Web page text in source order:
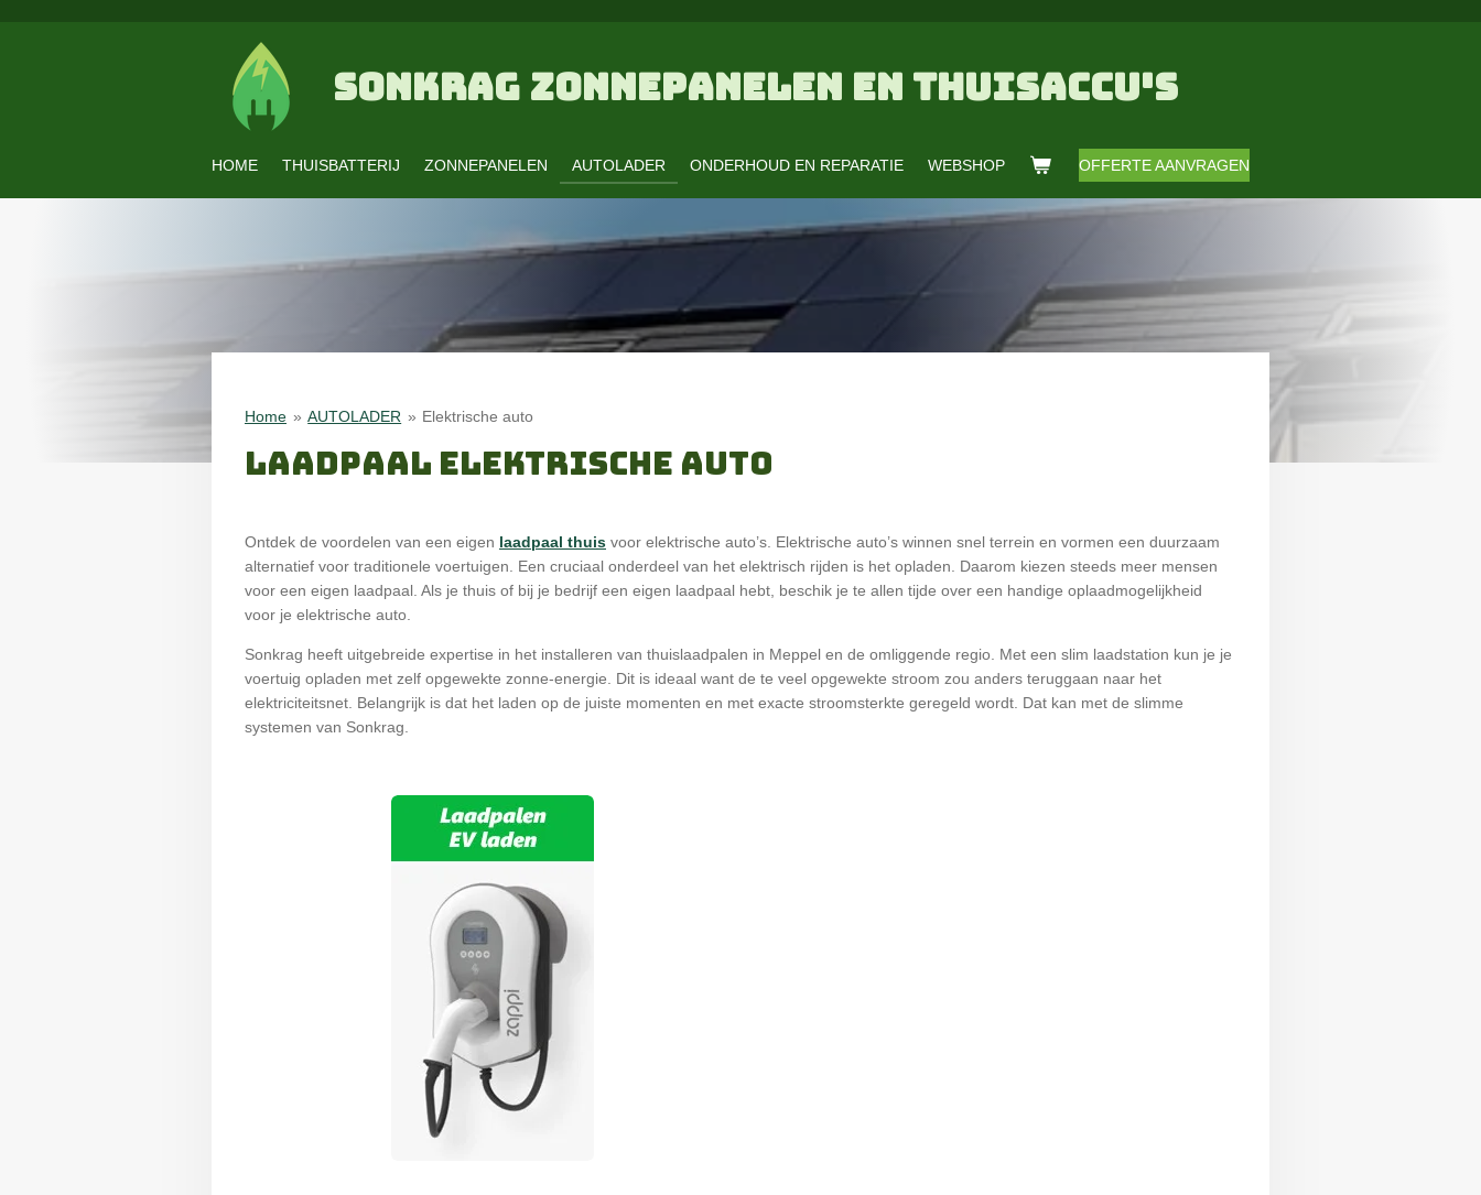
SONKRAG ZONNEPANELEN EN THUISACCU'S
HOME THUISBATTERIJ ZONNEPANELEN AUTOLADER ONDERHOUD EN REPARATIE WEBSHOP OFFERTE AANVRAGEN
Home » AUTOLADER » Elektrische auto
LAADPAAL ELEKTRISCHE AUTO
Ontdek de voordelen van een eigen laadpaal thuis voor elektrische auto’s. Elektrische auto’s winnen snel terrein en vormen een duurzaam
alternatief voor traditionele voertuigen. Een cruciaal onderdeel van het elektrisch rijden is het opladen. Daarom kiezen steeds meer mensen
voor een eigen laadpaal. Als je thuis of bij je bedrijf een eigen laadpaal hebt, beschik je te allen tijde over een handige oplaadmogelijkheid
voor je elektrische auto.
Sonkrag heeft uitgebreide expertise in het installeren van thuislaadpalen in Meppel en de omliggende regio. Met een slim laadstation kun je je
voertuig opladen met zelf opgewekte zonne-energie. Dit is ideaal want de te veel opgewekte stroom zou anders teruggaan naar het
elektriciteitsnet. Belangrijk is dat het laden op de juiste momenten en met exacte stroomsterkte geregeld wordt. Dat kan met de slimme
systemen van Sonkrag.